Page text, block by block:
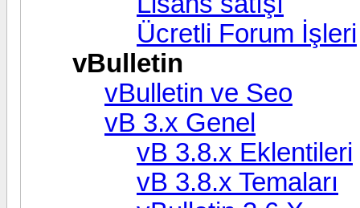
Ücretli Forum İşleri
vBulletin
vBulletin ve Seo
vB 3.x Genel
vB 3.8.x Eklentileri
vB 3.8.x Temaları